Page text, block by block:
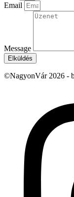
Email
Message
Elküldés
©NagyonVár 2026 -